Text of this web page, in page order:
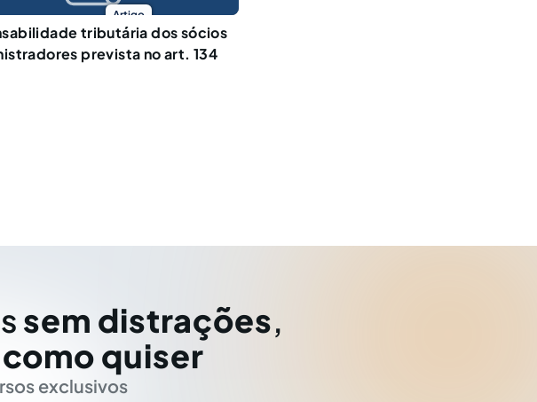
Artigo
tributária dos sócios
prevista no art. 134
sem distrações,
como quiser
exclusivos